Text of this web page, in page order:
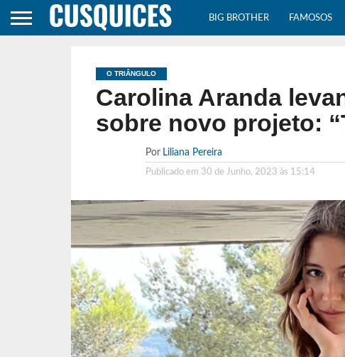
BIG BROTHER FAMOSOS
O TRIÂNGULO
Carolina Aranda
sobre novo projeto:
Por Liliana Pereira
Publicado em 30 de Junho, 2023 às 15:14